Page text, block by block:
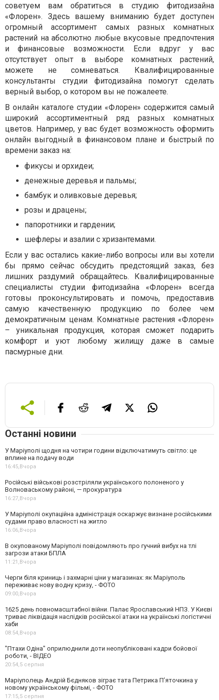
советуем вам обратиться в студию фитодизайна
«Флорен». Здесь вашему вниманию будет доступен
огромный ассортимент самых разных комнатных
растений на абсолютно любые вкусовые предпочтения
и финансовые возможности. Если вдруг у вас
отсутствует опыт в выборе комнатных растений,
можете не сомневаться. Квалифицированные
консультанты студии фитодизайна помогут сделать
верный выбор, о котором вы не пожалеете.
В онлайн каталоге студии «Флорен» содержится самый
широкий ассортиментный ряд разных комнатных
цветов. Например, у вас будет возможность оформить
онлайн выгодный в финансовом плане и быстрый по
времени заказ на:
фикусы и орхидеи;
денежные деревья и пальмы;
бамбук и оливковые деревья;
розы и драцены;
папоротники и гардении;
шефлеры и азалии с хризантемами.
Если у вас остались какие-либо вопросы или вы хотели
бы прямо сейчас обсудить предстоящий заказ, без
лишних раздумий обращайтесь. Квалифицированные
специалисты студии фитодизайна «Флорен» всегда
готовы проконсультировать и помочь, предоставив
самую качественную продукцию по более чем
демократичным ценам. Комнатные растения «Флорен»
– уникальная продукция, которая сможет подарить
комфорт и уют любому жилищу даже в самые
пасмурные дни.
Останні новини
У Маріуполі щодня на чотири години відключатимуть світло: це
вплине на подачу води
16:45,Вчора
Російські військові розстріляли українського полоненого у
Волноваському районі, — прокуратура
16:27,Вчора
У Маріуполі окупаційна адміністрація оскаржує визнане російськими
судами право власності на житло
16:06,Вчора
В окупованому Маріуполі повідомляють про гучний вибух на тлі
загрози атаки БПЛА
11:21,Вчора
Черги біля криниць і захмарні ціни у магазинах: як Маріуполь
переживає нову водну кризу, - ФОТО
09:00,Вчора
1625 день повномасштабної війни. Палає Ярославський НПЗ. У Києві
триває ліквідація наслідків російської атаки на українські логістичні
хаби
08:54,Вчора
"Птахи Одіна" оприлюднили доти неопубліковані кадри бойової
роботи, - ВІДЕО
20:54,5 серпня
Маріуполець Андрій Бєдняков зіграє тата Петрика П’яточкина у
новому українському фільмі, - ФОТО
17:15,5 серпня